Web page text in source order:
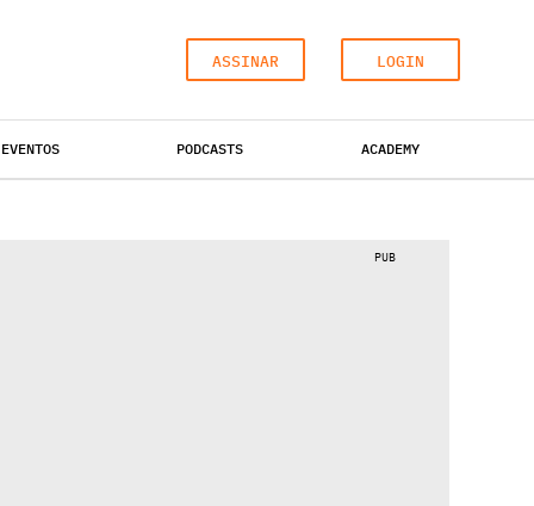
ASSINAR LOGIN
EVENTOS PODCASTS ACADEMY
PUB